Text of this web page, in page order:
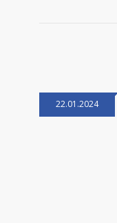
22.01.2024